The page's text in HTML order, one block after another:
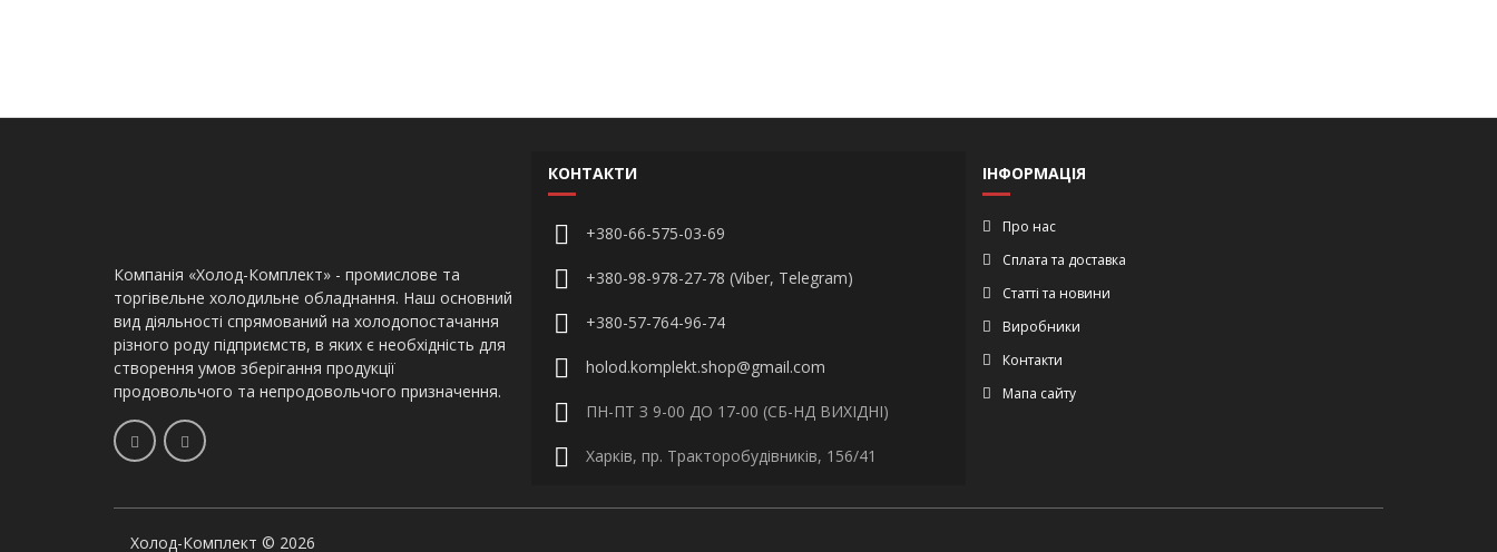
Компанія «Холод-Комплект» - промислове та
торгівельне холодильне обладнання. Наш основний
вид діяльності спрямований на холодопостачання
різного роду підприємств, в яких є необхідність для
створення умов зберігання продукції
продовольчого та непродовольчого призначення.
КОНТАКТИ
+380-66-575-03-69
+380-98-978-27-78 (Viber, Telegram)
+380-57-764-96-74
holod.komplekt.shop@gmail.com
ПН-ПТ З 9-00 ДО 17-00 (СБ-НД ВИХІДНІ)
Харків, пр. Тракторобудівників, 156/41
ІНФОРМАЦІЯ
Про нас
Сплата та доставка
Статті та новини
Виробники
Контакти
Мапа сайту
Холод-Комплект © 2026